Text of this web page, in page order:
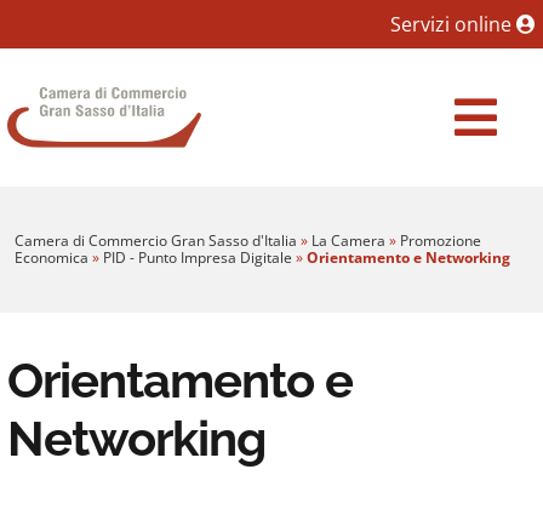
Vai al Contenuto principale della pagina
Servizi online
Camera di Commercio Gran Sasso d'Italia
Camera di Commercio Gran Sasso d'Italia » La Camera » Promozione
Economica » PID - Punto Impresa Digitale »Orientamento e Networking
Orientamento e
Networking